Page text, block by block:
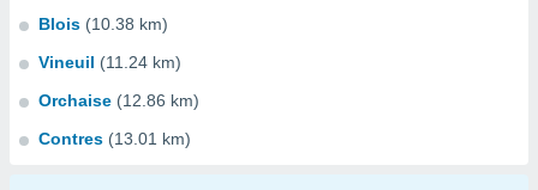
Blois (10.38 km)
Vineuil (11.24 km)
Orchaise (12.86 km)
Contres (13.01 km)